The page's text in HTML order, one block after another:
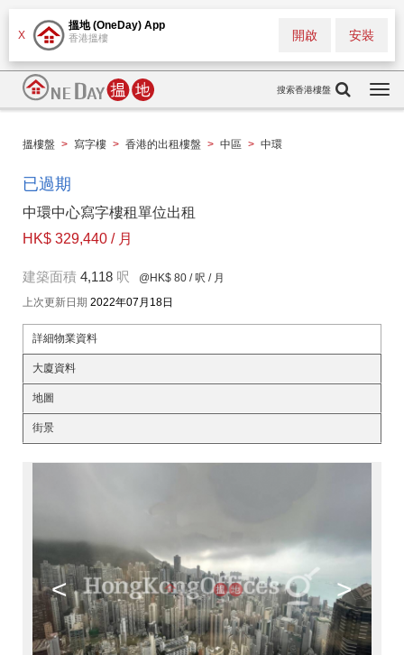
X
搵地 (OneDay) App
香港搵樓 安裝
開啟
搜索香港樓盤
搵樓盤 > 寫字樓 > 香港的出租樓盤 > 中區 > 中環
已過期
中環中心寫字樓租單位出租
HK$ 329,440 / 月
建築面積 4,118 呎 @HK$ 80 / 呎 / 月
上次更新日期 2022年07月18日
詳細物業資料
大廈資料
地圖
街景
< >